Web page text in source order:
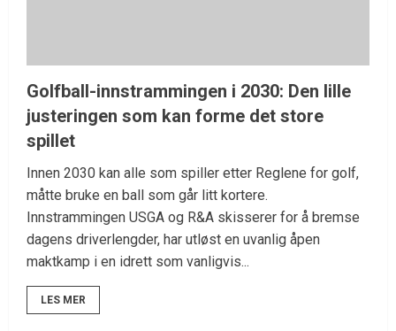
Golfball-innstrammingen i 2030: Den lille
justeringen som kan forme det store
spillet
Innen 2030 kan alle som spiller etter Reglene for golf,
måtte bruke en ball som går litt kortere.
Innstrammingen USGA og R&A skisserer for å bremse
dagens driverlengder, har utløst en uvanlig åpen
maktkamp i en idrett som vanligvis...
LES MER